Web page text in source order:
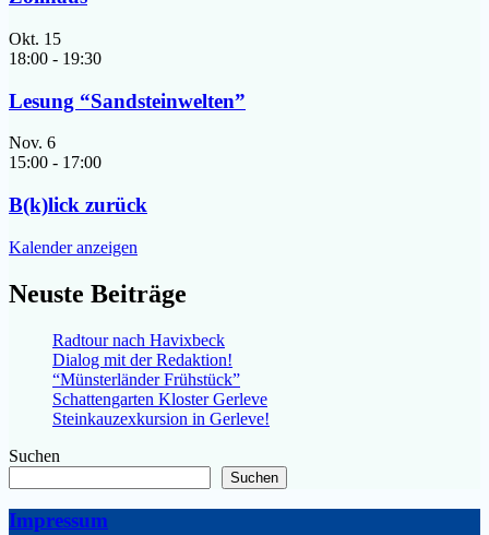
Okt. 15
18:00 - 19:30
Lesung “Sandsteinwelten”
Nov. 6
15:00 - 17:00
B(k)lick zurück
Kalender anzeigen
Neuste Beiträge
Radtour nach Havixbeck
Dialog mit der Redaktion!
“Münsterländer Frühstück”
Schattengarten Kloster Gerleve
Steinkauzexkursion in Gerleve!
Suchen
Suchen
Impressum